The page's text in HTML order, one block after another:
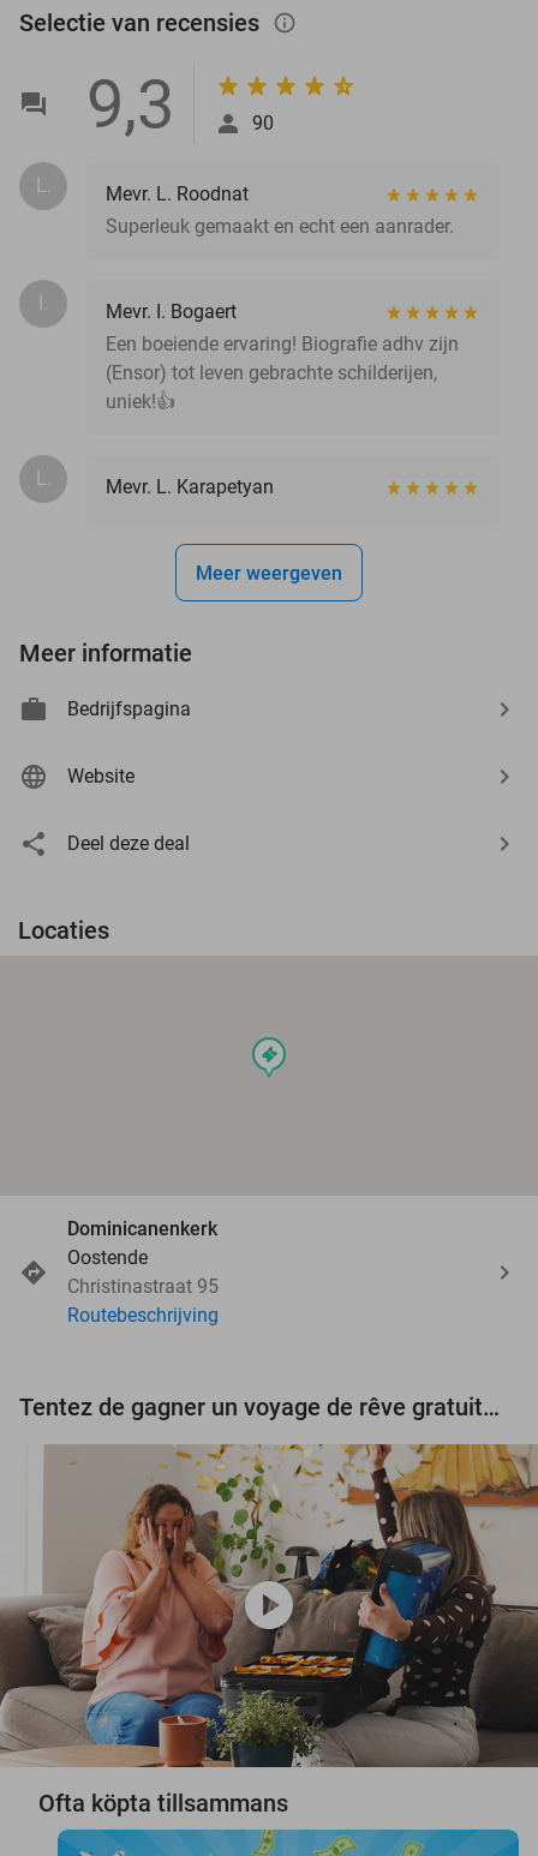
Selectie van recensies info_outlined
9,3 90
L.
Mevr. L. Roodnat
Superleuk gemaakt en echt een aanrader.
I.
Mevr. I. Bogaert
Een boeiende ervaring! Biografie adhv zijn
(Ensor) tot leven gebrachte schilderijen,
uniek!👍
L. Mevr. L. Karapetyan
Meer weergeven
Meer informatie
Bedrijfspagina
Website
Deel deze deal
Locaties
events
Dominicanenkerk
Oostende
Christinastraat 95
Routebeschrijving
Tentez de gagner un voyage de rêve gratuit d'une valeur de 3.000 € !
play_circle
Ofta köpta tillsammans